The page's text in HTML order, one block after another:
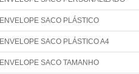
ENVELOPE SACO PLÁSTICO
ENVELOPE SACO PLÁSTICO A4
ENVELOPE SACO TAMANHO